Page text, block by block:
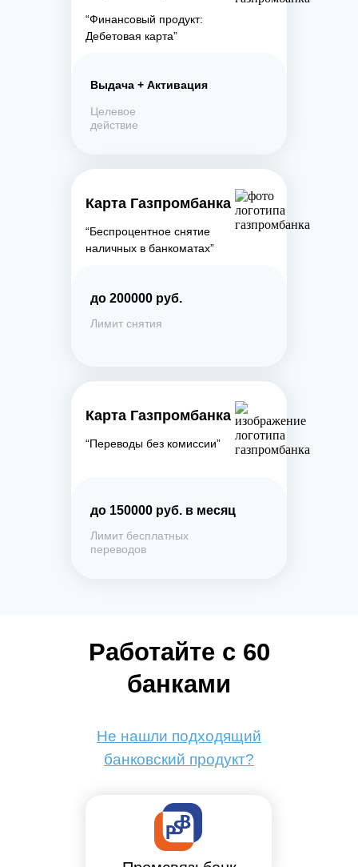
“Финансовый продукт:
Дебетовая карта”
Выдача + Активация
Целевое
действие
Карта Газпромбанка
“Переводы без комиссии”
Карта Газпромбанка
“Беспроцентное снятие
наличных в банкоматах”
до 200000 руб.
Лимит снятия
до 150000 руб. в месяц
Лимит бесплатных
переводов
Работайте с 60
банками
Не нашли подходящий
банковский продукт?